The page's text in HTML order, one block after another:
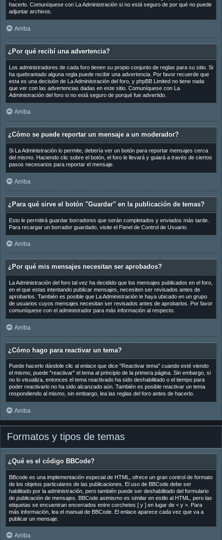
hacerlo. Comuníquese con La Administración si no está seguro de por qué no puede
adjuntar archivos.
Arriba
¿Por qué recibí una advertencia?
Los administradores de cada foro tienen su propio conjunto de reglas para su sitio. Si
ha quebrantado alguna regla puede recibir una advertencia. Por favor recuerde que
esta es una decisión de La Administración del foro, y phpBB Limited no tiene nada
que ver con las advertencias dadas en este sitio. Comuníquese con La
Administración del foro si no está seguro de porqué fue advertido.
Arriba
¿Cómo se puede reportar un mensaje a un moderador?
Si La Administración lo permite, debería ver un botón para reportar mensajes cerca
del mismo. Haciendo clic sobre el botón, el foro le llevará y guiará a través de ciertos
pasos necesarios para reportar el mensaje.
Arriba
¿Para qué sirve el botón "Guardar" en la publicación de temas?
Esto le permitirá guardar borradores que serán completados y enviados más tarde.
Para recargar un borrador guardado, visite el Panel de Control de Usuario.
Arriba
¿Por qué mis mensajes necesitan ser aprobados?
La Administración del foro tal vez ha decidido que los mensajes publicados en el foro,
en el que estas intentando publicar mensajes, necesiten ser revisados antes de
aprobarlos. También es posible que La Administración le haya ubicado en un grupo
de usuarios cuyos mensajes necesitan ser revisados antes de aprobarlos. Por favor
comuníquese con el administrador para más información al respecto.
Arriba
¿Cómo hago para reactivar un tema?
Puede hacerlo dándole clic al enlace que dice "Reactivar tema" cuando esté viendo
el mismo, puede "reactivar" el tema al principio de la primera página. Sin embargo, si
no lo visualiza, entonces el tema reactivado ha sido deshabilitado o el tiempo para
poder reactivarlo no ha sido alcanzado aún. También es posible reactivar un tema
respondiendo al mismo, sin embargo, lea las reglas del foro antes de hacerlo.
Arriba
Formatos y tipos de temas
¿Qué es el código BBCode?
BBcode es una implementación especial de HTML, ofrece un gran control de formato
de los objetos particulares de las publicaciones. El uso de BBCode debe ser
habilitado por la administración, pero también puede ser deshabilitado del formulario
de publicación de mensajes. BBCode asimismo es similar en estilo al HTML, pero las
etiquetas se encuentran encerrados entre corchetes [ y ] en lugar de < y >. Para
más información, lea el manual de BBCode. El enlace aparece cada vez que va a
publicar un mensaje.
Arriba